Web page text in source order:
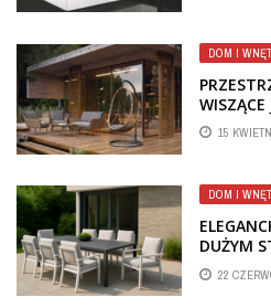
DOM I
WISZĄCE
15
DOM I
DUŻYM
22